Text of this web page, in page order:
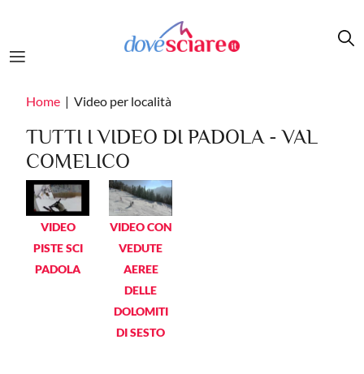
Home Video per località
TUTTI I VIDEO DI PADOLA - VAL
COMELICO
VIDEO
PISTE SCI
PADOLA
VIDEO CON
VEDUTE
AEREE
DELLE
DOLOMITI
DI SESTO